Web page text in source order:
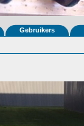
Gebruikers